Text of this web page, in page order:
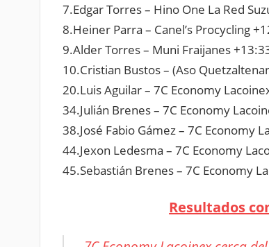
7.Edgar Torres – Hino One La Red
8.Heiner Parra – Canel’s Procycling
9.Alder Torres – Muni Fraijanes
10.Cristian Bustos – (Aso
20.Luis Aguilar – 7C Economy
34.Julián Brenes – 7C Economy
38.José Fabio Gámez – 7C Economy
44.Jexon Ledesma – 7C Economy
45.Sebastián Brenes – 7C Economy
Resultados